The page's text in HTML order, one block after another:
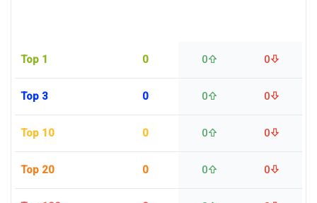
Top 1 0 0 0
Top 3 0 0 0
Top 10 0 0 0
Top 20 0 0 0